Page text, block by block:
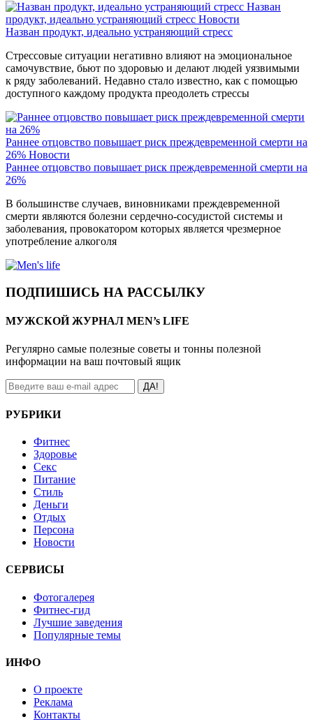
Назван
продукт, идеально устраняющий стресс Новости
Назван продукт, идеально устраняющий стресс
Стрессовые ситуации негативно влияют на эмоциональное
самочувствие, бьют по здоровью и делают людей уязвимыми
к ряду заболеваний. Недавно стало известно, как с помощью
доступного каждому продукта преодолеть стрессы
Раннее отцовство повышает риск преждевременной смерти на
26% Новости
Раннее отцовство повышает риск преждевременной смерти на
26%
В большинстве случаев, виновниками преждевременной
смерти являются болезни сердечно-сосудистой системы и
заболевания, провокатором которых является чрезмерное
употребление алкоголя
ПОДПИШИСЬ НА РАССЫЛКУ
МУЖСКОЙ ЖУРНАЛ MEN’s LIFE
Регулярно самые полезные советы и тонны полезной
информации на ваш почтовый ящик
ДА!
РУБРИКИ
Фитнес
Здоровье
Секс
Питание
Стиль
Деньги
Отдых
Персона
Новости
СЕРВИСЫ
Фотогалерея
Фитнес-гид
Лучшие заведения
Популярные темы
ИНФО
О проекте
Реклама
Контакты